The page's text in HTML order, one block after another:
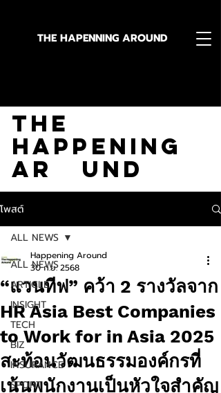
THE HAPENNING AROUND
The
Happening
Ar und
โพสต์
ALL NEWS
ARTICLE
INSIGHT
TECH
BIZ
INSURANCE
SPORT
ALL NEWS
“แวนทีฟ” คว้า 2 รางวัลจาก
HR Asia Best Companies
to Work for in Asia 2025
สะท้อนวัฒนธรรมองค์กรที่
เน้นพนักงานเป็นหัวใจสำคัญ
Happening Around
30 ก.ย. 2568